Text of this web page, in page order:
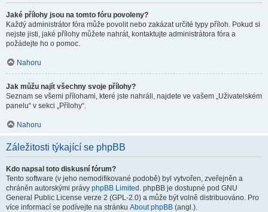
Jaké přílohy jsou na tomto fóru povoleny?
Každý administrátor fóra může povolit nebo zakázat určité typy příloh. Pokud si
nejste jisti, jaké přílohy můžete nahrát, kontaktujte administrátora fóra a
požádejte ho o pomoc.
Nahoru
Jak můžu najít všechny svoje přílohy?
Seznam se všemi přílohami, které jste nahráli, najdete ve vašem „Uživatelském
panelu“ v sekci „Přílohy“.
Nahoru
Záležitosti týkající se phpBB
Kdo napsal toto diskusní fórum?
Tento software (v jeho nemodifikované podobě) byl vytvořen, zveřejněn a
chráněn autorskými právy phpBB Limited . phpBB je dostupné pod GNU
General Public License verze 2 (GPL-2.0) a může být volně distribuováno. Pro
více informací se podívejte na stránku About phpBB (angl.).